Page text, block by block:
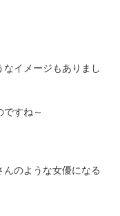
イメージもありまし
ですね～
のような女優になる